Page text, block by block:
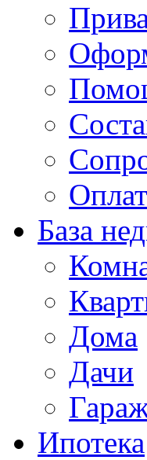
База
Дома
Дачи
Ипотека